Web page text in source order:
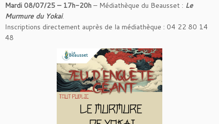
Mardi 08/07/25 – 17h-20h – Médiathèque du Beausset : Le
Murmure du Yokai.
Inscriptions directement auprès de la médiathèque : 04 22 80 14
48